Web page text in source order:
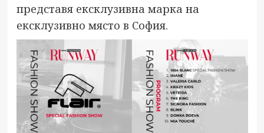
представя ексклузивна марка на
ексклузивно място в София.